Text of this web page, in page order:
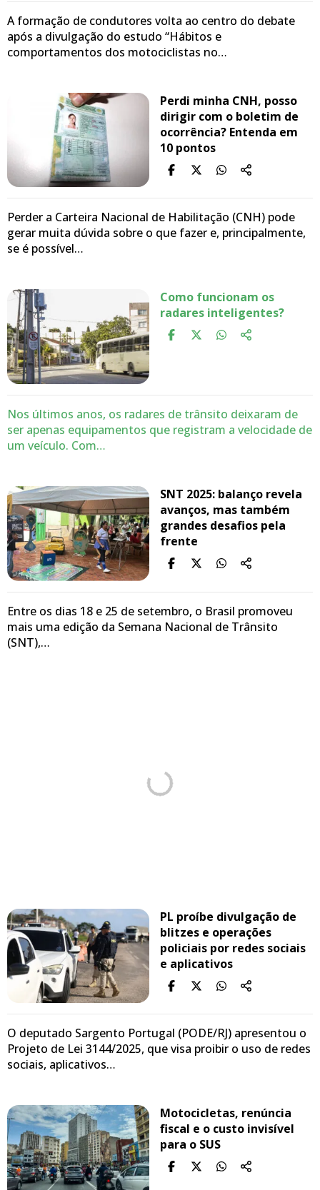
A formação de condutores volta ao centro do debate
após a divulgação do estudo “Hábitos e
comportamentos dos motociclistas no…
Perdi minha CNH, posso
dirigir com o boletim de
ocorrência? Entenda em
10 pontos
Perder a Carteira Nacional de Habilitação (CNH) pode
gerar muita dúvida sobre o que fazer e, principalmente,
se é possível…
Como funcionam os
radares inteligentes?
Nos últimos anos, os radares de trânsito deixaram de
ser apenas equipamentos que registram a velocidade de
um veículo. Com…
SNT 2025: balanço revela
avanços, mas também
grandes desafios pela
frente
Entre os dias 18 e 25 de setembro, o Brasil promoveu
mais uma edição da Semana Nacional de Trânsito
(SNT),…
PL proíbe divulgação de
blitzes e operações
policiais por redes sociais
e aplicativos
O deputado Sargento Portugal (PODE/RJ) apresentou o
Projeto de Lei 3144/2025, que visa proibir o uso de redes
sociais, aplicativos…
Motocicletas, renúncia
fiscal e o custo invisível
para o SUS